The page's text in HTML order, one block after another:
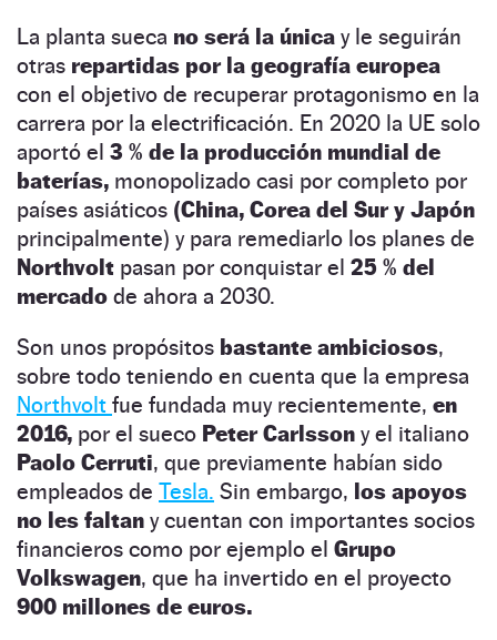
La planta sueca no será la única y le seguirán
otras repartidas por la geografía europea
con el objetivo de recuperar protagonismo en la
carrera por la electrificación. En 2020 la UE solo
aportó el 3 % de la producción mundial de
baterías, monopolizado casi por completo por
países asiáticos (China, Corea del Sur y Japón
principalmente) y para remediarlo los planes de
Northvolt pasan por conquistar el 25 % del
mercado de ahora a 2030.
Son unos propósitos bastante ambiciosos,
sobre todo teniendo en cuenta que la empresa
Northvolt fue fundada muy recientemente, en
2016, por el sueco Peter Carlsson y el italiano
Paolo Cerruti, que previamente habían sido
empleados de Tesla. Sin embargo, los apoyos
no les faltan y cuentan con importantes socios
financieros como por ejemplo el Grupo
Volkswagen, que ha invertido en el proyecto
900 millones de euros.